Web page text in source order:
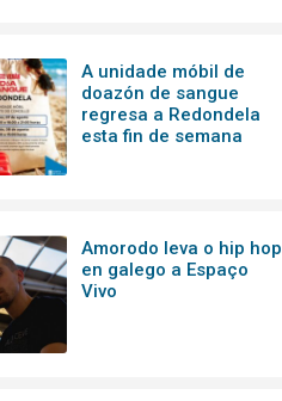
A unidade móbil de
doazón de sangue
regresa a Redondela
esta fin de semana
Amorodo leva o hip hop
en galego a Espaço
Vivo